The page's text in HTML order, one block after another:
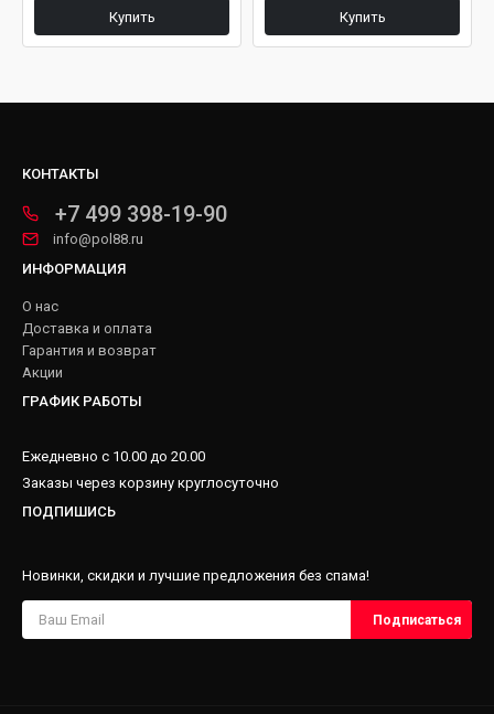
Купить Купить
КОНТАКТЫ
+7 499 398-19-90
info@pol88.ru
ИНФОРМАЦИЯ
О нас
Доставка и оплата
Гарантия и возврат
Акции
ГРАФИК РАБОТЫ
Ежедневно с 10.00 до 20.00
Заказы через корзину круглосуточно
ПОДПИШИСЬ
Новинки, скидки и лучшие предложения без спама!